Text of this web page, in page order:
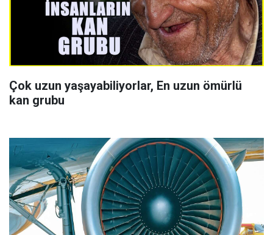
Çok uzun yaşayabiliyorlar, En uzun ömürlü
kan grubu